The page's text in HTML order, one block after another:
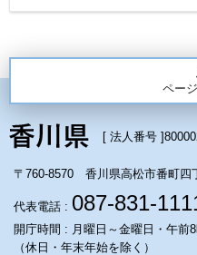
ペー
[ 法人番号 ]
〒760-8570 香川県高松市番町四
代表電話 : 087-831-
開庁時間 : 月曜日～金曜日・午前
（休日・年末年始を除く）